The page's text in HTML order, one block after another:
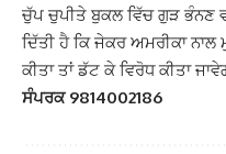
ਚੁੱਪ ਚੁਪੀਤੇ ਬੁਕਲ ਵਿੱਚ ਗੁੜ ਭੰਨਣ
ਦਿੱਤੀ ਹੈ ਕਿ ਜੇਕਰ ਅਮਰੀਕਾ
ਕੀਤਾ ਤਾਂ ਡੱਟ ਕੇ ਵਿਰੋਧ ਕੀਤਾ
ਸੰਪਰਕ 9814002186